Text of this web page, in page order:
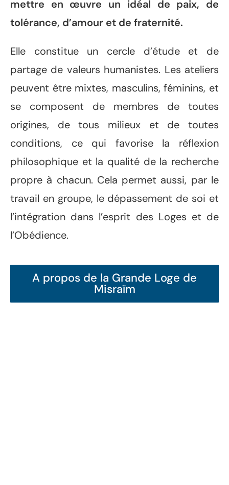
mettre en œuvre un idéal de paix, de
tolérance, d’amour et de fraternité.
Elle constitue un cercle d’étude et de
partage de valeurs humanistes. Les ateliers
peuvent être mixtes, masculins, féminins, et
se composent de membres de toutes
origines, de tous milieux et de toutes
conditions, ce qui favorise la réflexion
philosophique et la qualité de la recherche
propre à chacun. Cela permet aussi, par le
travail en groupe, le dépassement de soi et
l’intégration dans l’esprit des Loges et de
l’Obédience.
A propos de la Grande Loge de
Misraïm